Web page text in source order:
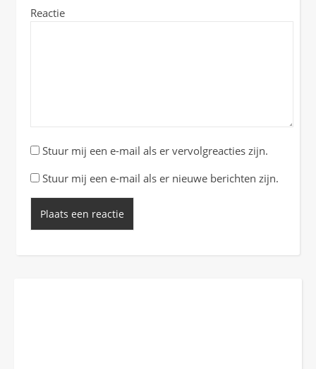
Reactie
Stuur mij een e-mail als er vervolgreacties zijn.
Stuur mij een e-mail als er nieuwe berichten zijn.